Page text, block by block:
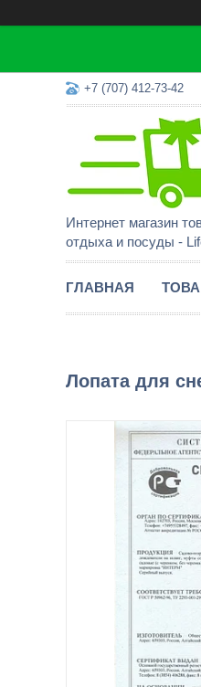
+7 (707) 412-73-42
Интернет магазин
отдыха и посуды -
ГЛАВНАЯ
Лопата для